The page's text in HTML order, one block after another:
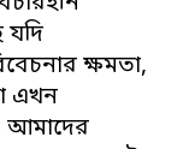
যদি
ক্ষমতা,
এখন
আমাদের